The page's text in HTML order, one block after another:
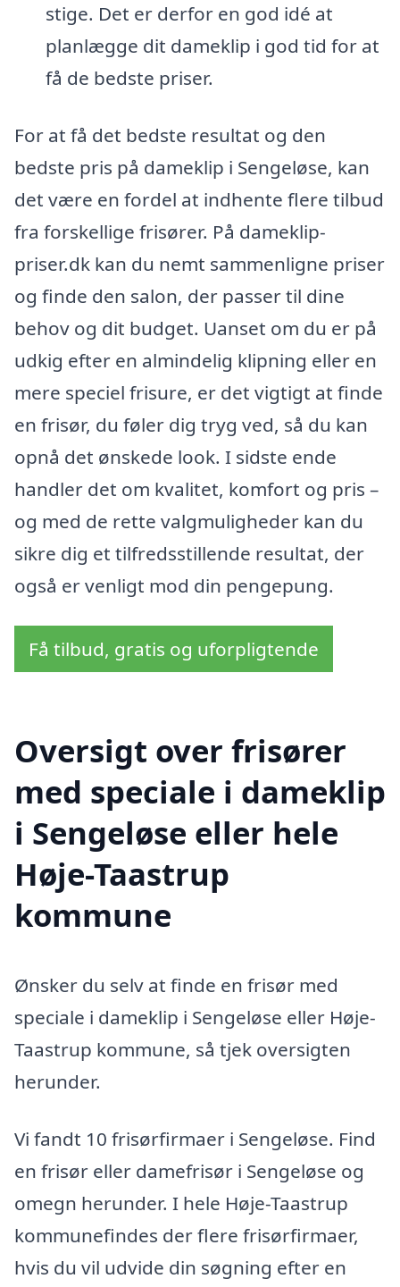
stige. Det er derfor en god idé at
planlægge dit dameklip i god tid for at
få de bedste priser.
For at få det bedste resultat og den
bedste pris på dameklip i Sengeløse, kan
det være en fordel at indhente flere tilbud
fra forskellige frisører. På dameklip-
priser.dk kan du nemt sammenligne priser
og finde den salon, der passer til dine
behov og dit budget. Uanset om du er på
udkig efter en almindelig klipning eller en
mere speciel frisure, er det vigtigt at finde
en frisør, du føler dig tryg ved, så du kan
opnå det ønskede look. I sidste ende
handler det om kvalitet, komfort og pris –
og med de rette valgmuligheder kan du
sikre dig et tilfredsstillende resultat, der
også er venligt mod din pengepung.
Få tilbud, gratis og uforpligtende
Oversigt over frisører
med speciale i dameklip
i Sengeløse eller hele
Høje-Taastrup
kommune
Ønsker du selv at finde en frisør med
speciale i dameklip i Sengeløse eller Høje-
Taastrup kommune, så tjek oversigten
herunder.
Vi fandt 10 frisørfirmaer i Sengeløse. Find
en frisør eller damefrisør i Sengeløse og
omegn herunder. I hele Høje-Taastrup
kommunefindes der flere frisørfirmaer,
hvis du vil udvide din søgning efter en